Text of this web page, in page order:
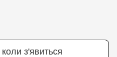
з'явиться